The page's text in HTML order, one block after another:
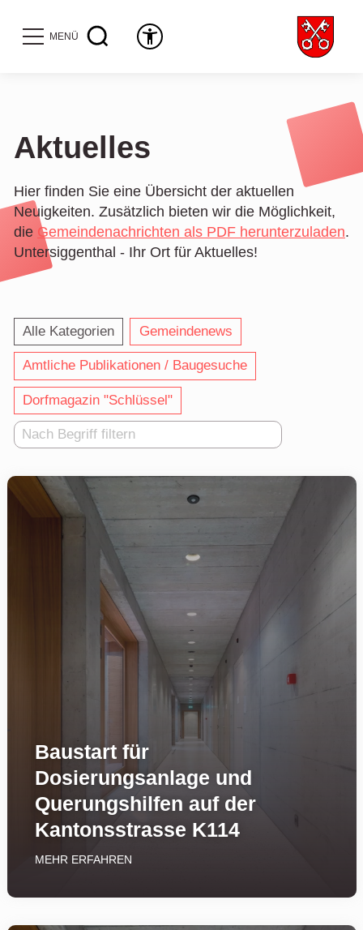
MENÜ
Aktuelles
Hier finden Sie eine Übersicht der aktuellen
Neuigkeiten. Zusätzlich bieten wir die Möglichkeit,
die Gemeindenachrichten als PDF herunterzuladen.
Untersiggenthal - Ihr Ort für Aktuelles!
Alle Kategorien Gemeindenews
Amtliche Publikationen / Baugesuche
Dorfmagazin "Schlüssel"
Baustart für
Dosierungsanlage und
Querungshilfen auf der
Kantonsstrasse K114
MEHR ERFAHREN